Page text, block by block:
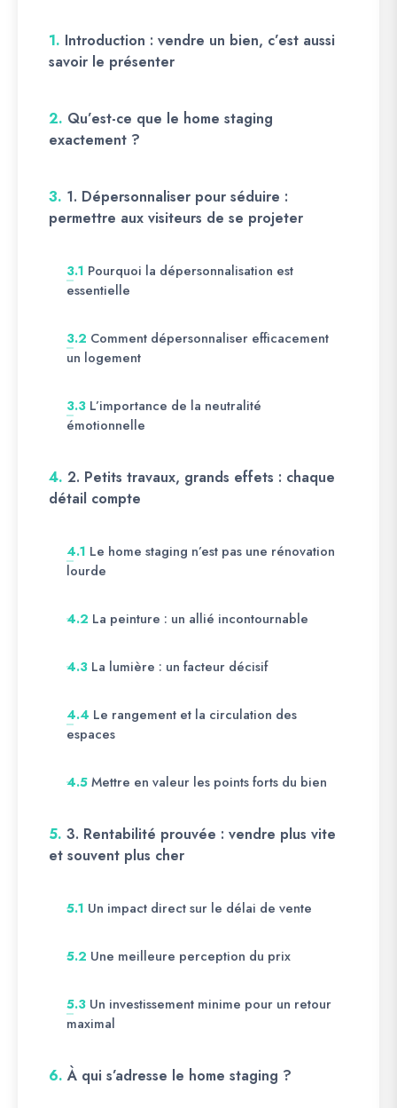
1. Introduction : vendre un bien, c’est aussi
savoir le présenter
2. Qu’est-ce que le home staging
exactement ?
3. 1. Dépersonnaliser pour séduire :
permettre aux visiteurs de se projeter
3.1 Pourquoi la dépersonnalisation est
essentielle
3.2 Comment dépersonnaliser efficacement
un logement
3.3 L’importance de la neutralité
émotionnelle
4. 2. Petits travaux, grands effets : chaque
détail compte
4.1 Le home staging n’est pas une rénovation
lourde
4.2 La peinture : un allié incontournable
4.3 La lumière : un facteur décisif
4.4 Le rangement et la circulation des
espaces
4.5 Mettre en valeur les points forts du bien
5. 3. Rentabilité prouvée : vendre plus vite
et souvent plus cher
5.1 Un impact direct sur le délai de vente
5.2 Une meilleure perception du prix
5.3 Un investissement minime pour un retour
maximal
6. À qui s’adresse le home staging ?